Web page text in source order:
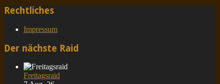
Rechtliches
Impressum
Der nächste Raid
Freitagsraid